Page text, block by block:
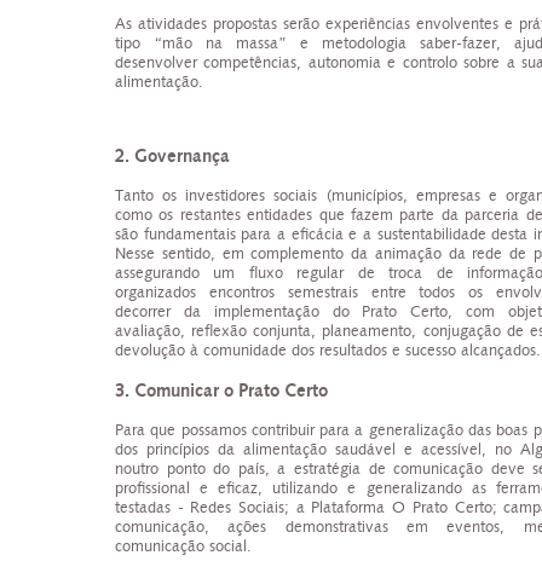
As atividades propostas serão experiências envolventes e
tipo “mão na massa” e metodologia saber-fazer,
desenvolver competências, autonomia e controlo sobre a
alimentação.
2. Governança
Tanto os investidores sociais (municípios, empresas e
como os restantes entidades que fazem parte da parceria
são fundamentais para a eficácia e a sustentabilidade desta
Nesse sentido, em complemento da animação da rede de
assegurando um fluxo regular de troca de
organizados encontros semestrais entre todos os
decorrer da implementação do Prato Certo, com
avaliação, reflexão conjunta, planeamento, conjugação de
devolução à comunidade dos resultados e sucesso alcançados.
3. Comunicar o Prato Certo
Para que possamos contribuir para a generalização das boas
dos princípios da alimentação saudável e acessível, no
noutro ponto do país, a estratégia de comunicação deve
profissional e eficaz, utilizando e generalizando as
testadas - Redes Sociais; a Plataforma O Prato Certo;
comunicação, ações demonstrativas em eventos,
comunicação social.